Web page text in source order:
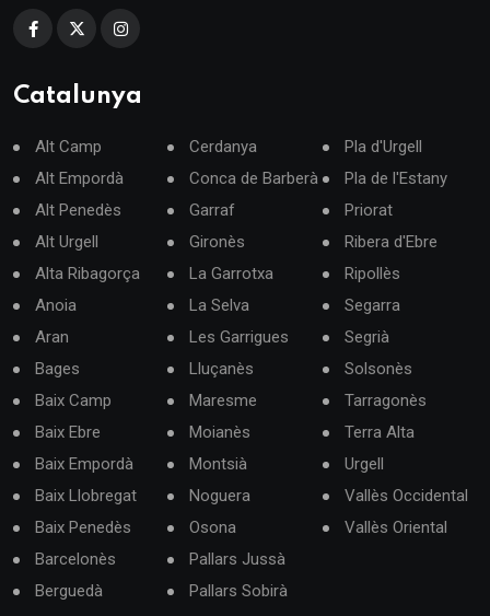
Catalunya
Alt Camp
Alt Empordà
Alt Penedès
Alt Urgell
Alta Ribagorça
Anoia
Aran
Bages
Baix Camp
Baix Ebre
Baix Empordà
Baix Llobregat
Baix Penedès
Barcelonès
Berguedà
Cerdanya
Conca de Barberà
Garraf
Gironès
La Garrotxa
La Selva
Les Garrigues
Lluçanès
Maresme
Moianès
Montsià
Noguera
Osona
Pallars Jussà
Pallars Sobirà
Pla d'Urgell
Pla de l'Estany
Priorat
Ribera d'Ebre
Ripollès
Segarra
Segrià
Solsonès
Tarragonès
Terra Alta
Urgell
Vallès Occidental
Vallès Oriental